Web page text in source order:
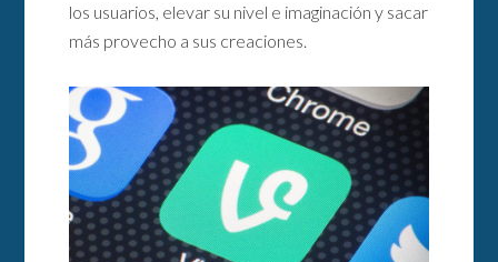
los usuarios, elevar su nivel e imaginación y sacar
más provecho a sus creaciones.